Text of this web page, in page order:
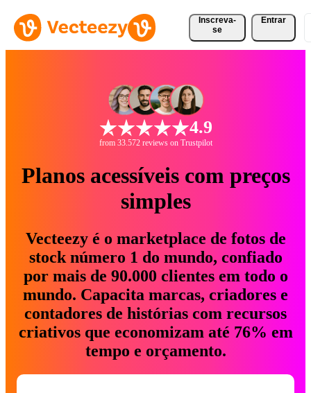
Inscreva-
se
Entrar
4.9
from 33.572 reviews on Trustpilot
Planos acessíveis com preços
simples
Vecteezy é o marketplace de fotos de
stock número 1 do mundo, confiado
por mais de 90.000 clientes em todo o
mundo. Capacita marcas, criadores e
contadores de histórias com recursos
criativos que economizam até 76% em
tempo e orçamento.